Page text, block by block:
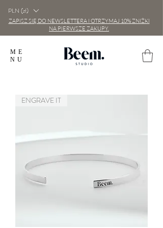
ME
NU
PLN (zł)
ZAPISZ SIĘ DO NEWSLETTERA I OTRZYMAJ 10% ZNIŻKI
NA PIERWSZE ZAKUPY.
ENGRAVE IT